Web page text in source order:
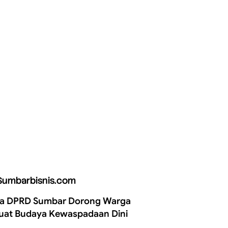
DPRD Sumbar Dorong Warga
Budaya Kewaspadaan Dini